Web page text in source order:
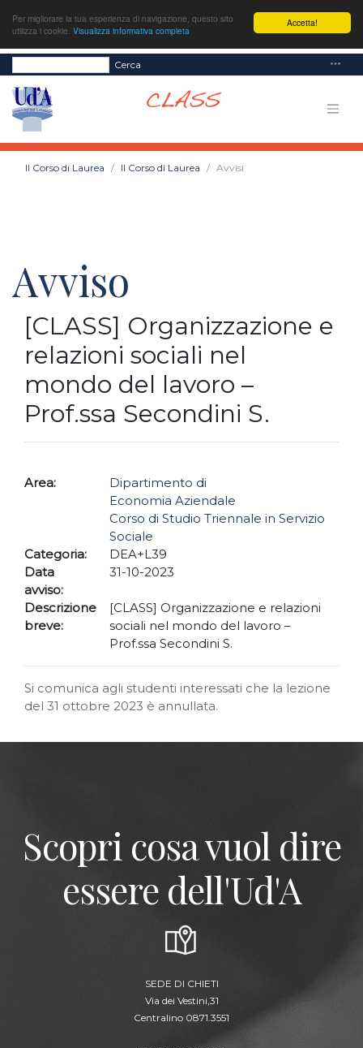
Accetta!
Per migliorare la tua esperienza di navigazione, questo sito
utilizza i cookie. Visualizza informativa completa
Cerca
Il Corso di Laurea Il Corso di Laurea Avvisi
Avviso
[CLASS] Organizzazione e
relazioni sociali nel
mondo del lavoro –
Prof.ssa Secondini S.
Area:
Dipartimento di
Economia Aziendale
Corso di Studio Triennale in Servizio
Sociale
Categoria:
DEA+L39
Data
avviso:
31-10-2023
Descrizione
breve:
[CLASS] Organizzazione e relazioni
sociali nel mondo del lavoro –
Prof.ssa Secondini S.
Si comunica agli studenti interessati che la lezione
del 31 ottobre 2023 è annullata.
Scopri cosa vuol dire
essere dell'Ud'A
SEDE DI CHIETI
Via dei Vestini,31
Centralino 0871.3551